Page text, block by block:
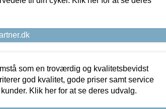
som en troværdig og kvalitetsbevidst
god kvalitet, gode priser samt service
Klik her for at se deres udvalg.